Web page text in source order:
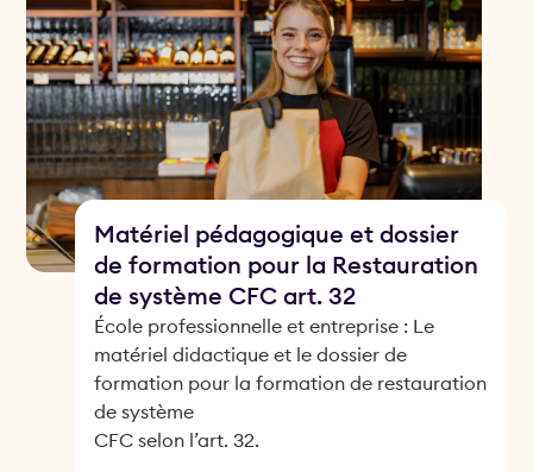
Matériel pédagogique et dossier
de formation pour la Restauration
de système CFC art. 32
École professionnelle et entreprise : Le
matériel didactique et le dossier de
formation pour la formation de restauration
de système
CFC selon l’art. 32.